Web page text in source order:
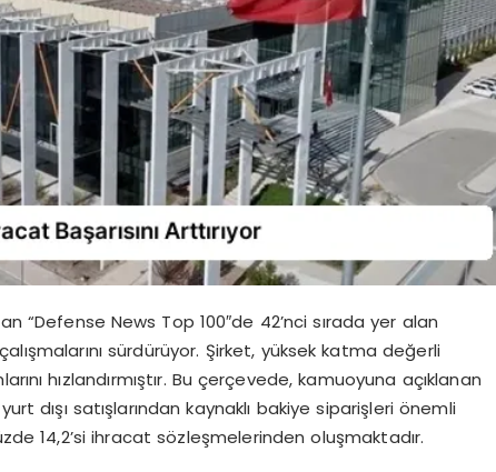
“Defense News Top 100″de 42’nci sırada yer alan
sürdürüyor. Şirket, yüksek katma değerli
hızlandırmıştır. Bu çerçevede, kamuoyuna açıklanan
dışı satışlarından kaynaklı bakiye siparişleri önemli
14,2’si ihracat sözleşmelerinden oluşmaktadır.